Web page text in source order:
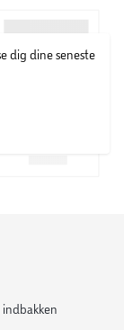
dig dine seneste
indbakken